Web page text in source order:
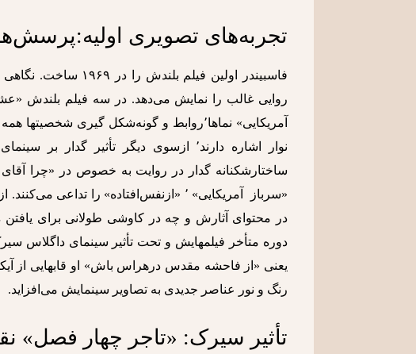
تجربه‌های تصویری
آمریکایی» نماها٬‌روابط و گونه‌شکل گیری
نوار اشاره دارند٬ ازسوی دیگر تأثیر
ساختارشکنانه گدار در روایت به خصوص در «چرا
در محتوای آثارش و چه در کاوشی طولانی برای یافتن
دوره متأخر فیلمهایش و تحت تأثیر سینمای داگلاس
یعنی «از فاحشه مقدس درهراس باش» او قابهایی از
رنگ و نور عناصر جدیدی به تصاویر سینمایش می‌افزاید.
تأثیر سیرک: «تاجر چهار فصل»